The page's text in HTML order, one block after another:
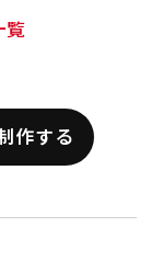
覧
作する